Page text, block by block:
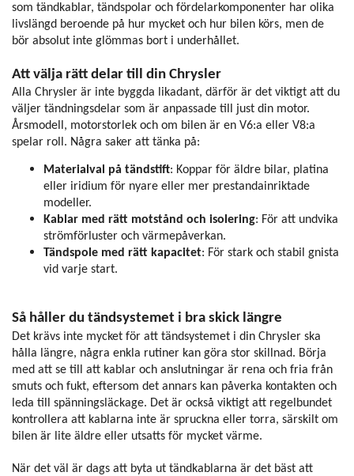
som tändkablar, tändspolar och fördelarkomponenter har olika
livslängd beroende på hur mycket och hur bilen körs, men de
bör absolut inte glömmas bort i underhållet.
Att välja rätt delar till din Chrysler
Alla Chrysler är inte byggda likadant, därför är det viktigt att du
väljer tändningsdelar som är anpassade till just din motor.
Årsmodell, motorstorlek och om bilen är en V6:a eller V8:a
spelar roll. Några saker att tänka på:
Materialval på tändstift: Koppar för äldre bilar, platina
eller iridium för nyare eller mer prestandainriktade
modeller.
Kablar med rätt motstånd och isolering: För att undvika
strömförluster och värmepåverkan.
Tändspole med rätt kapacitet: För stark och stabil gnista
vid varje start.
Så håller du tändsystemet i bra skick längre
Det krävs inte mycket för att tändsystemet i din Chrysler ska
hålla längre, några enkla rutiner kan göra stor skillnad. Börja
med att se till att kablar och anslutningar är rena och fria från
smuts och fukt, eftersom det annars kan påverka kontakten och
leda till spänningsläckage. Det är också viktigt att regelbundet
kontrollera att kablarna inte är spruckna eller torra, särskilt om
bilen är lite äldre eller utsatts för mycket värme.
När det väl är dags att byta ut tändkablarna är det bäst att